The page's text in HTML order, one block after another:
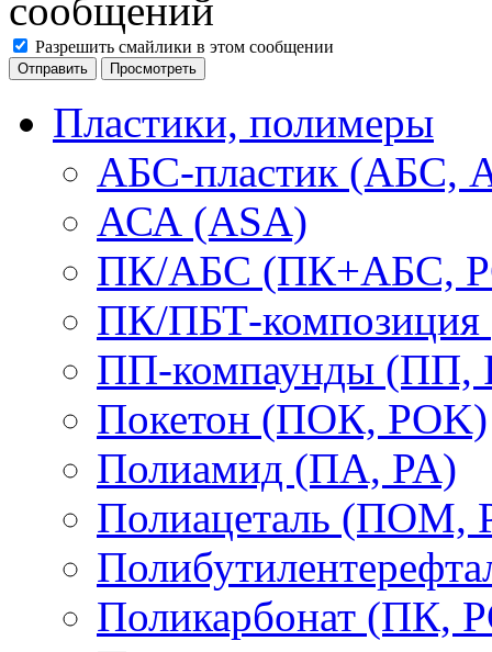
Разрешить смайлики в этом сообщении
Пластики, полимеры
АБС-пластик (АБС,
АСА (ASA)
ПК/АБС (ПК+АБС,
ПК/ПБТ-композиция
ПП-компаунды (ПП,
Покетон (ПОК, POK)
Полиамид (ПА, PA)
Полиацеталь (ПОМ,
Поликарбонат (ПК,